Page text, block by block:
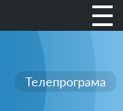
Телепрограма